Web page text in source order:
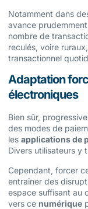
Notamment dans
avance
nombre de
reculés, voire
transactionnel
Adaptation
électroniques
Bien sûr,
des modes de
les applications de
Divers utilisateurs y
Cependant, forcer
entraîner des
espace suffisant au
vers ce numérique